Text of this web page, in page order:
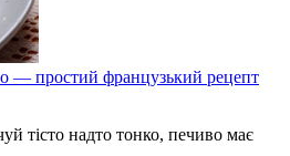
— простий французький рецепт
тісто надто тонко, печиво має